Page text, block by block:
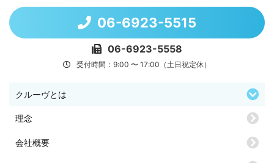
06-6923-5515
06-6923-5558
受付時間：9:00 〜 17:00（土日祝定休）
クルーヴとは
理念
会社概要